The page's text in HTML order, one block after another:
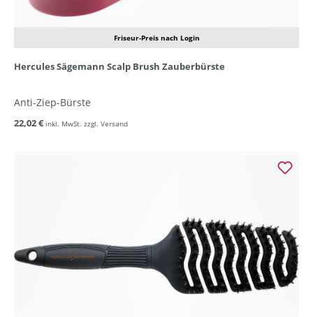
Friseur-Preis nach Login
Hercules Sägemann Scalp Brush Zauberbürste
Anti-Ziep-Bürste
22,02 € inkl. MwSt. zzgl. Versand